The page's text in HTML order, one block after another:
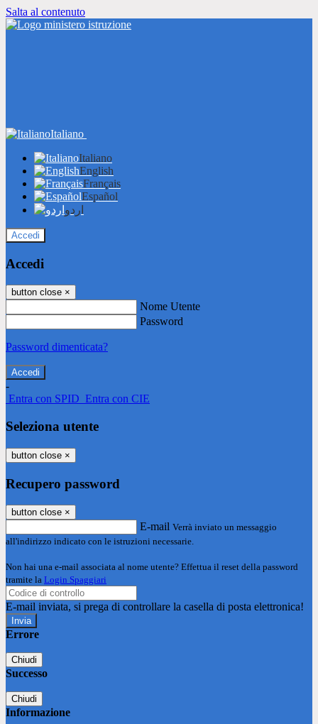
Salta al contenuto
Italiano
Italiano
English
Français
Español
اردو
Accedi
Accedi
button close ×
Nome Utente
Password
Password dimenticata?
-
Entra con SPID Entra con CIE
Seleziona utente
button close ×
Recupero password
button close ×
E-mail Verrà inviato un messaggio
all'indirizzo indicato con le istruzioni necessarie.
Non hai una e-mail associata al nome utente? Effettua il reset della password
tramite la Login Spaggiari
E-mail inviata, si prega di controllare la casella di posta elettronica!
Errore
Chiudi
Successo
Chiudi
Informazione